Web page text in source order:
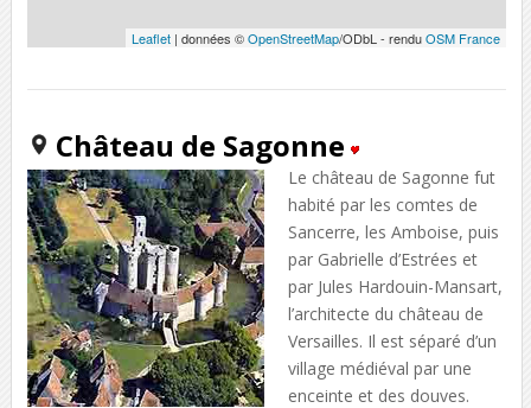
Leaflet | données ©OpenStreetMap/ODbL - renduOSM France
Château de Sagonne
Le château de Sagonne fut
habité par les comtes de
Sancerre, les Amboise, puis
par Gabrielle d’Estrées et
par Jules Hardouin-Mansart,
l’architecte du château de
Versailles. Il est séparé d’un
village médiéval par une
enceinte et des douves.